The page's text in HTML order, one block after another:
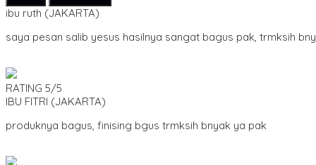
ibu ruth (JAKARTA)
saya pesan salib yesus hasilnya sangat bagus pak, trmksih
RATING 5/5
IBU FITRI (JAKARTA)
produknya bagus, finising bgus trmksih bnyak ya pak